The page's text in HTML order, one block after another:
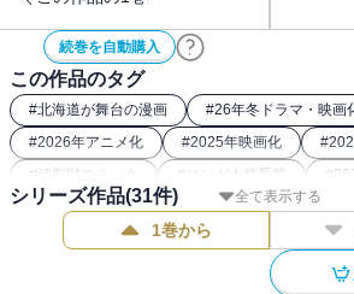
続巻を自動購入
この作品のタグ
#北海道が舞台の漫画 #26年冬ドラマ・映画
#2026年アニメ化 #2025年映画化 #
# 頭脳戦コミック # マンガ大賞受賞 #
#バディコミック #刑務所 #2023年ア
2018年アニメ化 # 2022年アニメ化
#
最強主人
全て表示する
シリーズ作品(31件)
1巻から